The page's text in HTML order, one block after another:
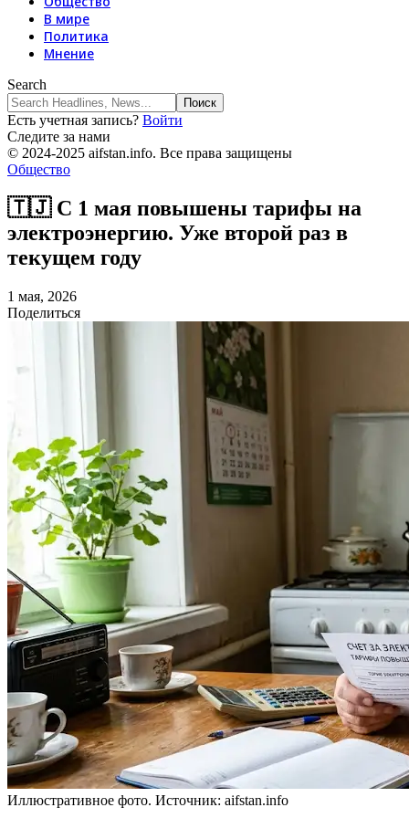
В мире
Политика
Мнение
Search
Есть учетная запись? Войти
Следите за нами
© 2024-2025 aifstan.info. Все права защищены
Общество
🇹🇯 С 1 мая повышены тарифы на
электроэнергию. Уже второй раз в
текущем году
1 мая, 2026
Поделиться
Иллюстративное фото. Источник: aifstan.info